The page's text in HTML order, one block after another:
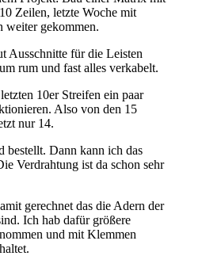
Zeilen, letzte Woche mit
weiter gekommen.
Ausschnitte für die Leisten
rum und fast alles verkabelt.
10er Streifen ein paar
Also von den 15
nur 14.
bestellt. Dann kann ich das
Verdrahtung ist da schon sehr
gerechnet das die Adern der
Ich hab dafür größere
und mit Klemmen